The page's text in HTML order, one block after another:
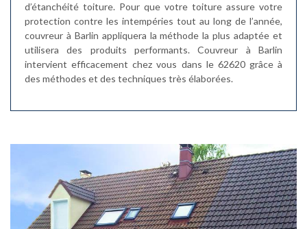
d’étanchéité toiture. Pour que votre toiture assure votre
protection contre les intempéries tout au long de l’année,
couvreur à Barlin appliquera la méthode la plus adaptée et
utilisera des produits performants. Couvreur à Barlin
intervient efficacement chez vous dans le 62620 grâce à
des méthodes et des techniques très élaborées.